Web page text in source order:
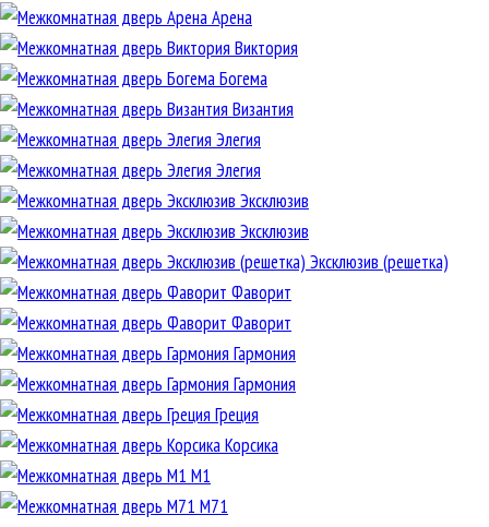
Арена
Виктория
Богема
Византия
Элегия
Элегия
Эксклюзив
Эксклюзив
Эксклюзив (решетка)
Фаворит
Фаворит
Гармония
Гармония
Греция
Корсика
М1
М71